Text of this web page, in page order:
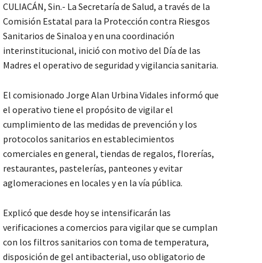
CULIACÁN, Sin.- La Secretaría de Salud, a través de la
Comisión Estatal para la Protección contra Riesgos
Sanitarios de Sinaloa y en una coordinación
interinstitucional, inició con motivo del Día de las
Madres el operativo de seguridad y vigilancia sanitaria.
El comisionado Jorge Alan Urbina Vidales informó que
el operativo tiene el propósito de vigilar el
cumplimiento de las medidas de prevención y los
protocolos sanitarios en establecimientos
comerciales en general, tiendas de regalos, florerías,
restaurantes, pastelerías, panteones y evitar
aglomeraciones en locales y en la vía pública.
Explicó que desde hoy se intensificarán las
verificaciones a comercios para vigilar que se cumplan
con los filtros sanitarios con toma de temperatura,
disposición de gel antibacterial, uso obligatorio de